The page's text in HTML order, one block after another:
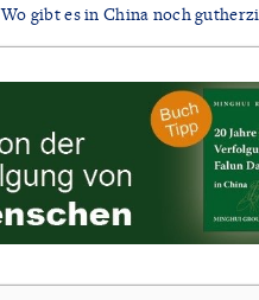
Wo gibt es in China noch